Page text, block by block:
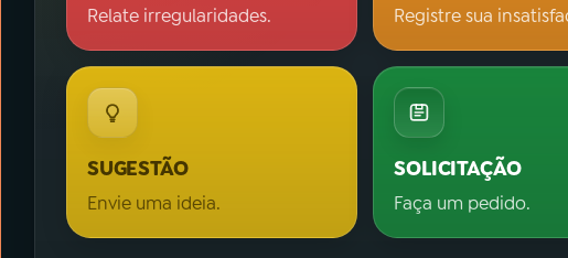
Relate irregularidades. Registre sua
SUGESTÃO
Envie uma ideia.
SOLICITAÇÃO
Faça um pedido.